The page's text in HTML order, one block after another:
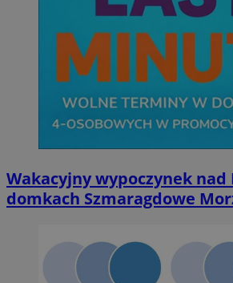
Wakacyjny wypoczynek nad
domkach Szmaragdowe